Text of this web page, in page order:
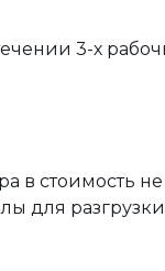
3-х
в стоимость
для